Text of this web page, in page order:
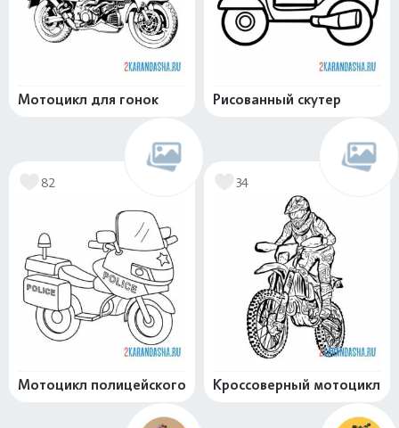
Мотоцикл для гонок Рисованный скутер
82
Мотоцикл полицейского
34
Кроссоверный мотоцикл